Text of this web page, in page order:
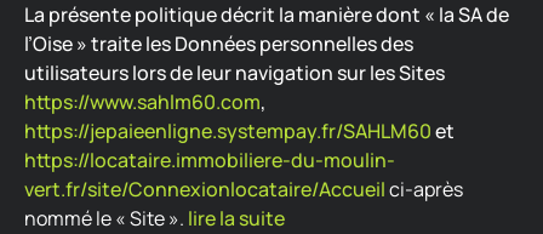
La présente politique décrit la manière dont « la SA de
l’Oise » traite les Données personnelles des
utilisateurs lors de leur navigation sur les Sites
https://www.sahlm60.com,
https://jepaieenligne.systempay.fr/SAHLM60et
https://locataire.immobiliere-du-moulin-
vert.fr/site/Connexionlocataire/Accueilci-après
nommé le « Site ». lire la suite